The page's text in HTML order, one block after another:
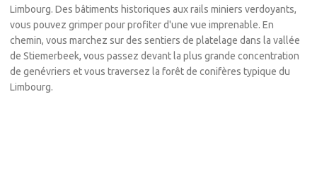
Limbourg. Des bâtiments historiques aux rails miniers verdoyants,
vous pouvez grimper pour profiter d'une vue imprenable. En
chemin, vous marchez sur des sentiers de platelage dans la vallée
de Stiemerbeek, vous passez devant la plus grande concentration
de genévriers et vous traversez la forêt de conifères typique du
Limbourg.